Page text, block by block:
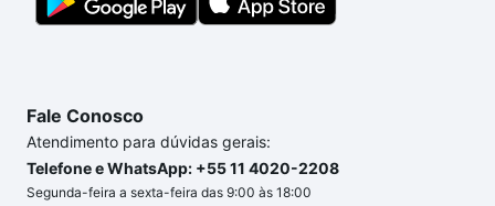
Fale Conosco
Atendimento para dúvidas gerais:
Telefone e WhatsApp: +55 11 4020-2208
Segunda-feira a sexta-feira das 9:00 às 18:00